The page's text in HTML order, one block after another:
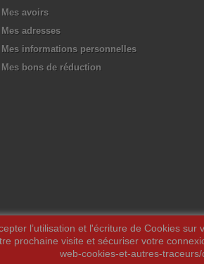
Mes avoirs
Mes adresses
Mes informations personnelles
Mes bons de réduction
l’utilisation et l'écriture de Cookies
prochaine visite et sécuriser votre
web-cookies-et-autres-